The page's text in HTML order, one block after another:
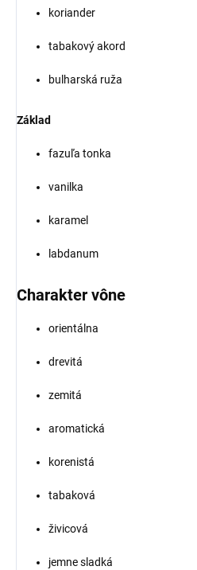
koriander
tabakový akord
bulharská ruža
Základ
fazuľa tonka
vanilka
karamel
labdanum
Charakter vône
orientálna
drevitá
zemitá
aromatická
korenistá
tabaková
živicová
jemne sladká